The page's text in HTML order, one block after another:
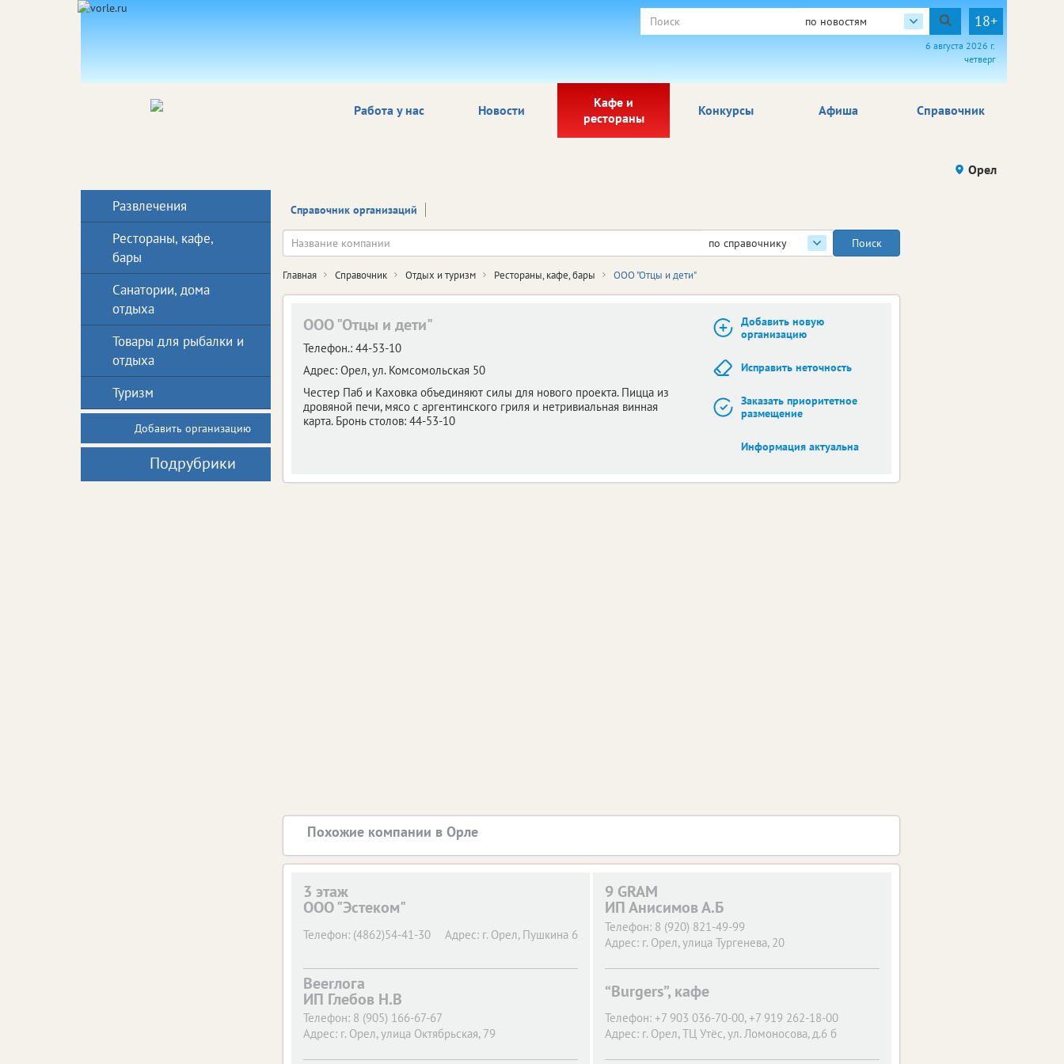
по новостям 18+
6 августа 2026 г.
четверг
Работа у нас Новости
Кафе и
рестораны
Афиша Справочник
Конкурсы
Орел
Справочник организаций
по справочнику
Главная Справочник Отдых и туризм Рестораны, кафе, бары ООО "Отцы и дети"
ООО "Отцы и дети"
Телефон.: 44-53-10
Адрес: Орел,ул. Комсомольская 50
Честер Паб и Каховка объединяют силы для нового проекта. Пицца из
дровяной печи, мясо с аргентинского гриля и нетривиальная винная
карта. Бронь столов: 44-53-10
Добавить новую
организацию
Исправить неточность
Заказать приоритетное
размещение
Информация актуальна
Похожие компании в Орле
3 этаж
ООО "Эстеком"
Телефон: (4862)54-41-30 Адрес: г. Орел, Пушкина 6
9 GRAM
ИП Анисимов А.Б
Телефон: 8 (920) 821-49-99
Адрес: г. Орел, улица Тургенева, 20
Beerлога
ИП Глебов Н.В
Телефон: 8 (905) 166-67-67
Адрес: г. Орел, улица Октябрьская, 79
“Burgers”, кафе
Телефон: +7 903 036-70-00, +7 919 262-18-00
Адрес: г. Орел, ТЦ Утёс, ул. Ломоносова, д.6 б
Развлечения
Рестораны, кафе,
бары
Санатории, дома
отдыха
Товары для рыбалки и
отдыха
Туризм
Добавить организацию
Подрубрики